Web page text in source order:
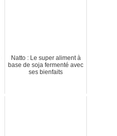
Natto : Le super aliment à
base de soja fermenté avec
ses bienfaits